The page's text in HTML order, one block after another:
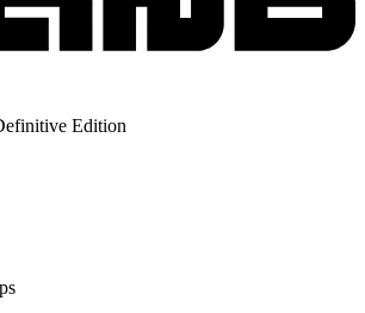
Edition